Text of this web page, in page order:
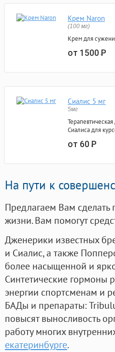
Крем Naron
(100 мг)
Крем для
от 1500Р
Сиалис 5 мг
5мг
Сиалиса для
от 60Р
На пути к
Предлагаем Вам
жизни. Вам помогут
Дженерики известных
и Сиалис, а также
более насыщенной и
Синтетические гормоны
энергии спортсменам и
БАДы и препараты:
повысят выносливость
работу многих
екатеринбурге.